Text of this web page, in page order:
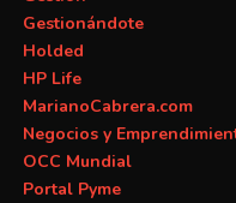
Gestionándote
Holded
HP Life
MarianoCabrera.com
Negocios y
OCC Mundial
Portal Pyme